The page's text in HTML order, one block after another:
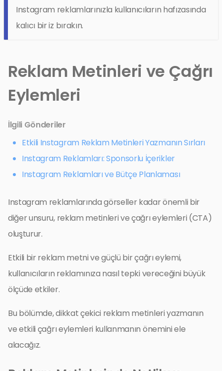
Instagram reklamlarınızla kullanıcıların hafızasında
kalıcı bir iz bırakın.
Reklam Metinleri ve Çağrı
Eylemleri
İlgili Gönderiler
Etkili Instagram Reklam Metinleri Yazmanın Sırları
Instagram Reklamları: Sponsorlu İçerikler
Instagram Reklamları ve Bütçe Planlaması
Instagram reklamlarında görseller kadar önemli bir
diğer unsuru, reklam metinleri ve çağrı eylemleri (CTA)
oluşturur.
Etkili bir reklam metni ve güçlü bir çağrı eylemi,
kullanıcıların reklamınıza nasıl tepki vereceğini büyük
ölçüde etkiler.
Bu bölümde, dikkat çekici reklam metinleri yazmanın
ve etkili çağrı eylemleri kullanmanın önemini ele
alacağız.